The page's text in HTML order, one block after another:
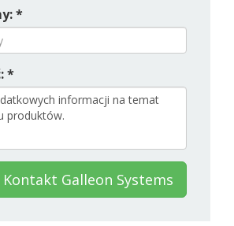
*
*
Kontakt Galleon Systems